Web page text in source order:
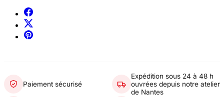
Paiement sécurisé
Expédition sous 24 à 48 h
ouvrées depuis notre atelier
de Nantes